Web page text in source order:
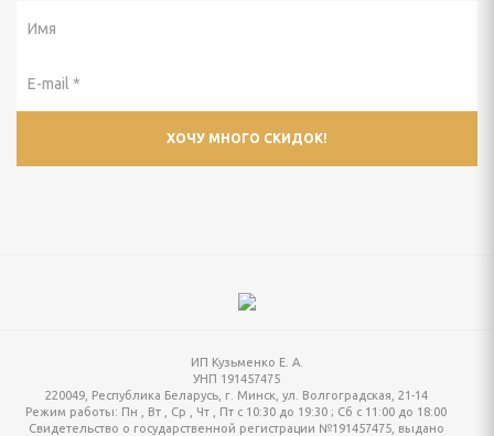
ИП Кузьменко Е. А.
УНП 191457475
220049, Республика Беларусь, г. Минск, ул. Волгоградская, 21-14
Режим работы: Пн , Вт , Ср , Чт , Пт c 10:30 до 19:30 ; Сб c 11:00 до 18:00
Свидетельство о государственной регистрации №191457475, выдано